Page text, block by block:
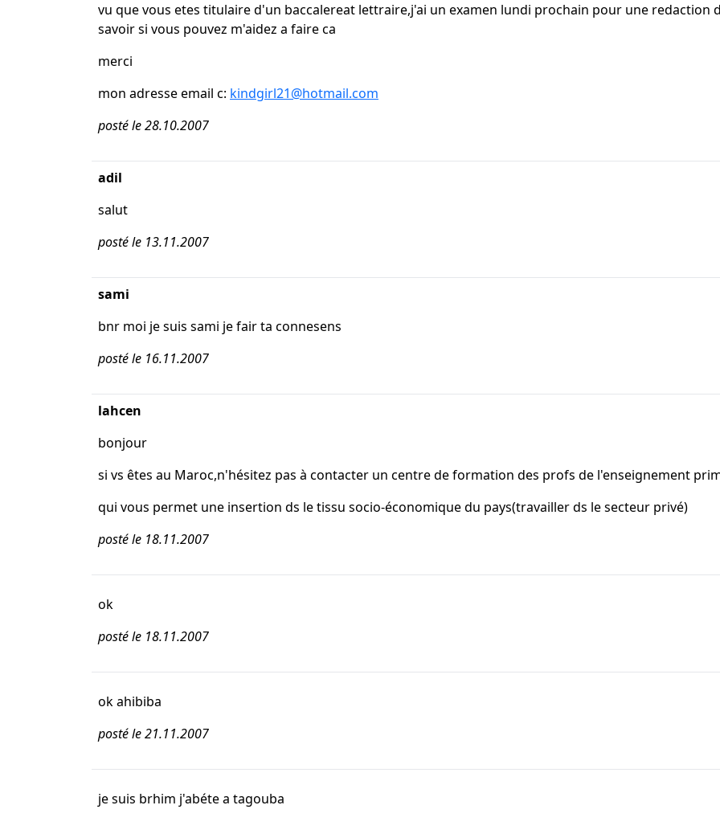
vu que vous etes titulaire d'un baccalereat lettraire,j'ai un examen lundi prochain pour une redaction
savoir si vous pouvez m'aidez a faire ca
merci
mon adresse email c: kindgirl21@hotmail.com
posté le 28.10.2007
adil
salut
posté le 13.11.2007
sami
bnr moi je suis sami je fair ta connesens
posté le 16.11.2007
lahcen
bonjour
si vs êtes au Maroc,n'hésitez pas à contacter un centre de formation des profs de l'enseignement
qui vous permet une insertion ds le tissu socio-économique du pays(travailler ds le secteur privé)
posté le 18.11.2007
ok
posté le 18.11.2007
ok ahibiba
posté le 21.11.2007
je suis brhim j'abéte a tagouba